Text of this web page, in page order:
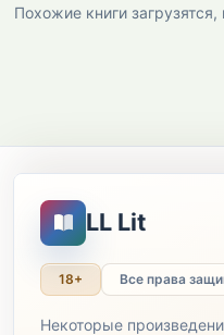
Похожие книги
LL Lit
18+ Все права
Некоторые